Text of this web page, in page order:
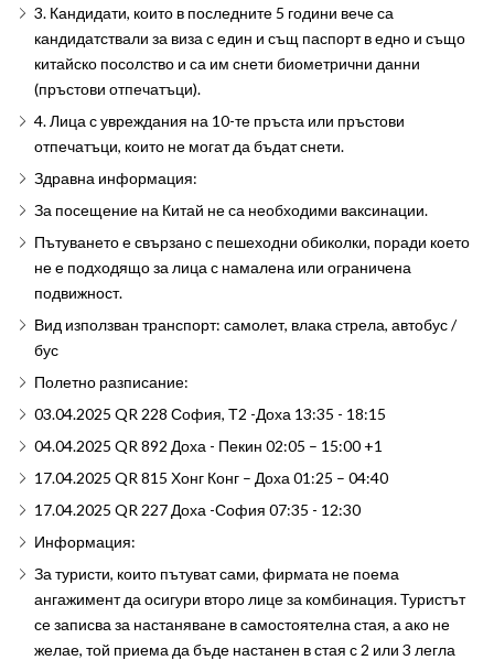
3. Кандидати, които в последните 5 години вече са
кандидатствали за виза с един и същ паспорт в едно и също
китайско посолство и са им снети биометрични данни
(пръстови отпечатъци).
4. Лица с увреждания на 10-те пръста или пръстови
отпечатъци, които не могат да бъдат снети.
Здравна информация:
За посещение на Китай не са необходими ваксинации.
Пътуването е свързано с пешеходни обиколки, поради което
не е подходящо за лица с намалена или ограничена
подвижност.
Вид използван транспорт: самолет, влака стрела, автобус /
бус
Полетно разписание:
03.04.2025 QR 228 София, Т2 -Доха 13:35 - 18:15
04.04.2025 QR 892 Доха - Пекин 02:05 – 15:00 +1
17.04.2025 QR 815 Хонг Конг – Доха 01:25 – 04:40
17.04.2025 QR 227 Доха -София 07:35 - 12:30
Информация:
За туристи, които пътуват сами, фирмата не поема
ангажимент да осигури второ лице за комбинация. Туристът
се записва за настаняване в самостоятелна стая, а ако не
желае, той приема да бъде настанен в стая с 2 или 3 легла